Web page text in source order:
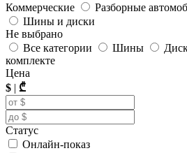
Коммерческие
Разборные
Шины и диски
Не выбрано
Все категории
Шины
комплекте
Цена
$ | ₾
Статус
Онлайн-показ